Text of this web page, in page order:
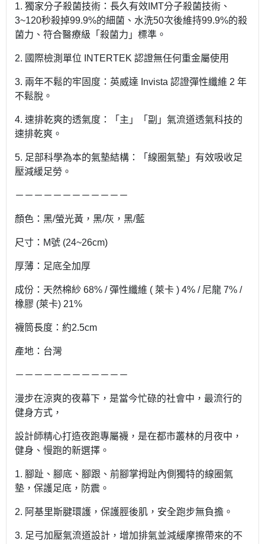
1. 獨家分子殺菌技術：長久有效IMT分子殺菌技術、
3~120秒殺掉99.9%的細菌、水洗50次後維持99.9%的殺
菌力、符合醫療級「殺菌力」標準。
2. 國際檢測單位 INTERTEK 認證無任何重金屬使用
3. 兩年不鬆的牢固度：英威達 Invista 認證彈性纖維 2 年
不鬆脫。
4. 速排乾爽的透氣度：「主」「副」氣流道透氣科技的
速排乾爽。
5. 足部科學為本的氣墊結構：「線圈氣墊」有效吸收足
壓減緩足勞。
－－－－－－－－－－－－
顏色：黑/螢光黃，黑/灰，黑/藍
尺寸：M號 (24~26cm)
厚薄：足底全加厚
成份：天然棉紗 68% / 彈性纖維 ( 萊卡 ) 4% / 尼龍 7% /
橡膠 (萊卡) 21%
襪筒長度：約2.5cm
產地：台灣
－－－－－－－－－－－－
漫步在涼爽的夜幕下，是當今忙碌的社會中，最流行的
健身方式，
設計師精心打造夜跑專屬襪，是在都市叢林的月夜中，
健身、慢跑的新選擇。
1. 腳趾、腳底、腳跟、前腳掌拇趾內側獨特的線圈氣
墊，保護足底，防震。
2. 阿基里斯腱環護，保護脛後肌，安全跑步無負擔。
3. 足弓加壓氣流道設計，增加排氣並減緩摩擦帶來的不